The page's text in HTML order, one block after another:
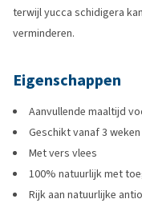
terwijl yucca schidigera
verminderen.
Eigenschappen
Aanvullende maaltijd
Geschikt vanaf 3 weken
Met vers vlees
100% natuurlijk met
Rijk aan natuurlijke